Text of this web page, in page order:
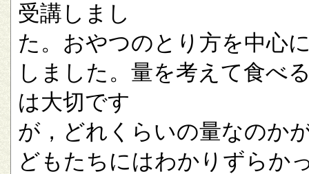
受講しまし
た。おやつのとり方を中心
しました。量を考えて食べ
は大切です
が，どれくらいの量なのか
どもたちにはわかりずらか